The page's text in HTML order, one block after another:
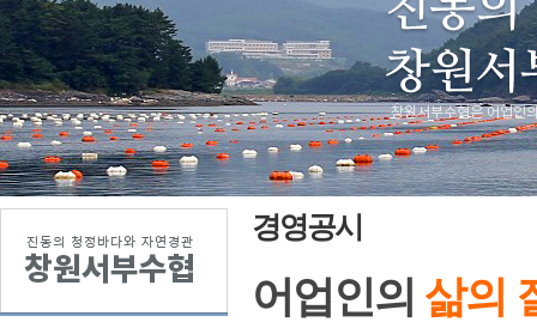
경영공시
어업인의 삶의